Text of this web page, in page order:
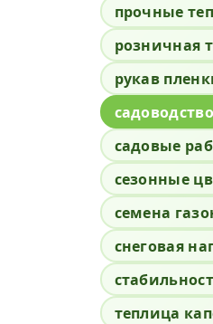
прочные
розничная
рукав
садоводство
садовые
сезонные
семена
снеговая
теплица